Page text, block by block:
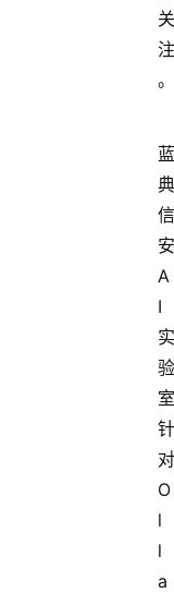
关
注
。
蓝
典
信
安
A
I
实
验
室
针
对
O
l
l
a